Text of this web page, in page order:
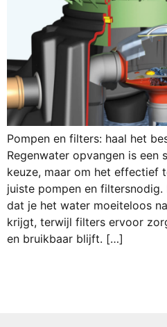
Pompen en filters: haal het
Regenwater opvangen is een
keuze, maar om het effectief
juiste pompen en
dat je het water moeiteloos
krijgt, terwijl filters ervoor
en bruikbaar blijft. […]